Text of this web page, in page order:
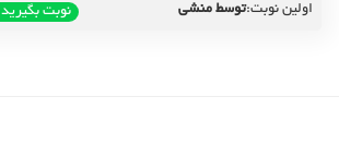
اولین نوبت:توسط منشی نوبت بگیرید